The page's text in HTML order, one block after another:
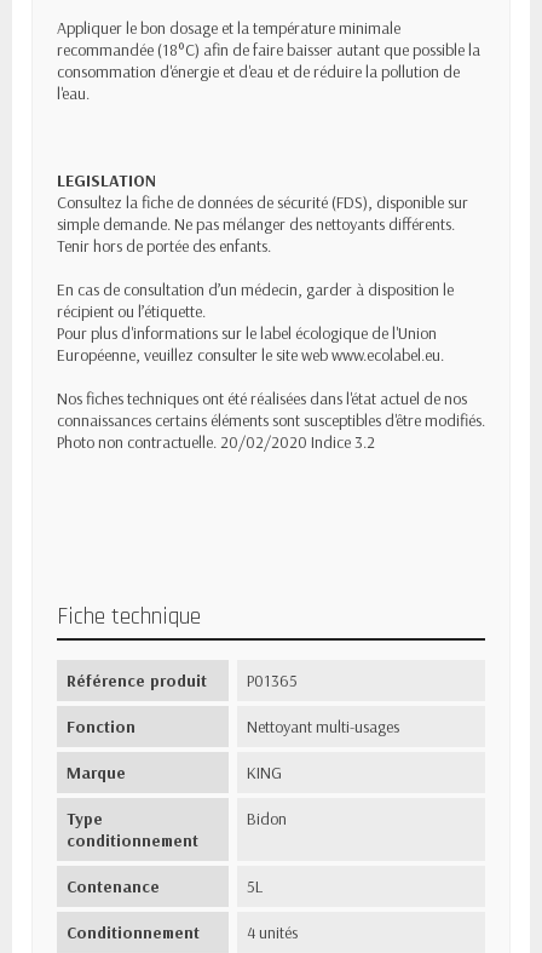
Appliquer le bon dosage et la température minimale
recommandée (18°C) afin de faire baisser autant que possible la
consommation d'énergie et d'eau et de réduire la pollution de
l'eau.
LEGISLATION
Consultez la fiche de données de sécurité (FDS), disponible sur
simple demande. Ne pas mélanger des nettoyants différents.
Tenir hors de portée des enfants.
En cas de consultation d’un médecin, garder à disposition le
récipient ou l’étiquette.
Pour plus d'informations sur le label écologique de l'Union
Européenne, veuillez consulter le site web www.ecolabel.eu.
Nos fiches techniques ont été réalisées dans l'état actuel de nos
connaissances certains éléments sont susceptibles d'être modifiés.
Photo non contractuelle. 20/02/2020 Indice 3.2
Fiche technique
Référence produit P01365
Fonction Nettoyant multi-usages
Marque KING
Type
conditionnement
Bidon
Contenance 5L
Conditionnement 4 unités